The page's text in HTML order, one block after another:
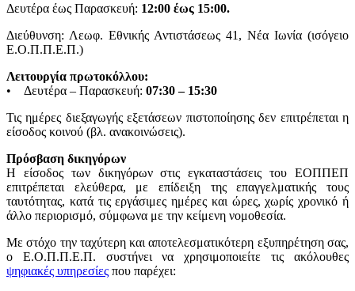
Δευτέρα έως Παρασκευή: 12:00 έως 15:00.
Διεύθυνση: Λεωφ. Εθνικής Αντιστάσεως 41, Νέα Ιωνία (ισόγειο
Ε.Ο.Π.Π.Ε.Π.)
Λειτουργία πρωτοκόλλου:
• Δευτέρα – Παρασκευή: 07:30 – 15:30
Τις ημέρες διεξαγωγής εξετάσεων πιστοποίησης δεν επιτρέπεται η
είσοδος κοινού (βλ. ανακοινώσεις).
Πρόσβαση δικηγόρων
Η είσοδος των δικηγόρων στις εγκαταστάσεις του ΕΟΠΠΕΠ
επιτρέπεται ελεύθερα, με επίδειξη της επαγγελματικής τους
ταυτότητας, κατά τις εργάσιμες ημέρες και ώρες, χωρίς χρονικό ή
άλλο περιορισμό, σύμφωνα με την κείμενη νομοθεσία.
Με στόχο την ταχύτερη και αποτελεσματικότερη εξυπηρέτηση σας,
ο Ε.Ο.Π.Π.Ε.Π. συστήνει να χρησιμοποιείτε τις ακόλουθες
ψηφιακές υπηρεσίες που παρέχει: